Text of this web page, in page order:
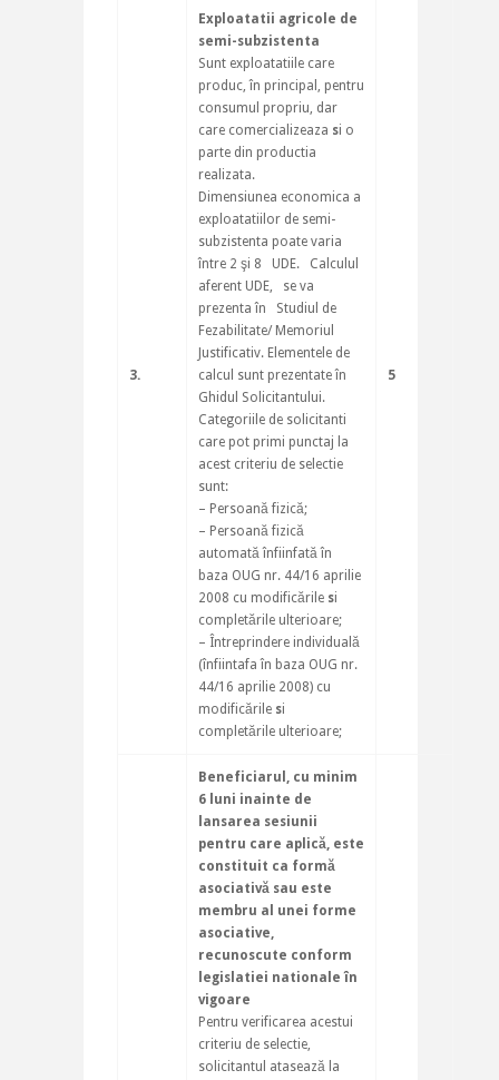
3.
Exploatatii agricole de
semi-subzistenta
Sunt exploatatiile care
produc, în principal, pentru
consumul propriu, dar
care comercializeaza si o
parte din productia
realizata.
Dimensiunea economica a
exploatatiilor de semi-
subzistenta poate varia
între 2 şi 8 UDE. Calculul
aferent UDE, se va
prezenta în Studiul de
Fezabilitate/ Memoriul
Justificativ. Elementele de
calcul sunt prezentate în
Ghidul Solicitantului.
Categoriile de solicitanti
care pot primi punctaj la
acest criteriu de selectie
sunt:
– Persoană fizică;
– Persoană fizică
automată înfiinfată în
baza OUG nr. 44/16 aprilie
2008 cu modificările si
completările ulterioare;
– Întreprindere individuală
(înfiintafa în baza OUG nr.
44/16 aprilie 2008) cu
modificările si
completările ulterioare;
5
Beneficiarul, cu minim
6 luni inainte de
lansarea sesiunii
pentru care aplică, este
constituit ca formă
asociativă sau este
membru al unei forme
asociative,
recunoscute conform
legislatiei nationale în
vigoare
Pentru verificarea acestui
criteriu de selectie,
solicitantul atasează la